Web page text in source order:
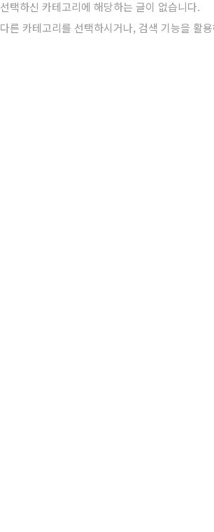
선택하신 카테고리에 해당하는 글이 없습니다.
다른 카테고리를 선택하시거나, 검색 기능을 활